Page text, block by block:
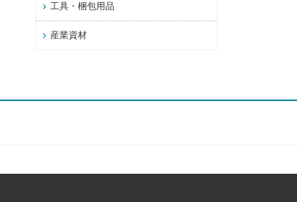
工具・梱包用品
産業資材